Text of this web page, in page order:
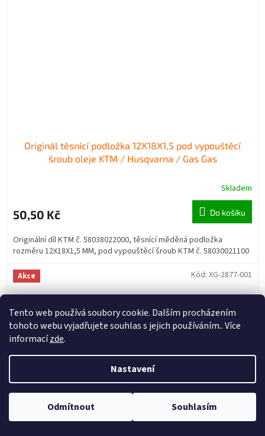
Tento web používá soubory cookie. Dalším procházením
tohoto webu vyjadřujete souhlas s jejich používáním.. Více
informacízde.
Nastavení
Odmítnout Souhlasím
Originál těsnící podložka 12X18X1,5 pod vypouštěcí
šroub oleje KTM / Husqvarna / Gas Gas
Skladem
50,50 Kč Do košíku
Originální díl KTM č. 58038022000, těsnící měděná podložka
rozměru 12X18X1,5 MM, pod vypouštěcí šroub KTM č. 58030021100
Akce
2 799 Kč
Kód: XG-2877-001